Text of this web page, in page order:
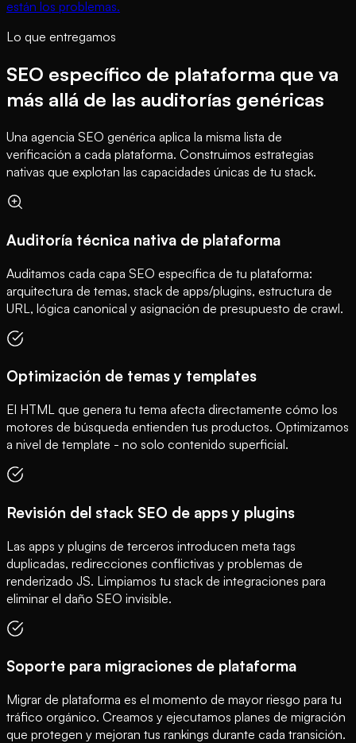
están los problemas.
Lo que entregamos
SEO específico de plataforma que va
más allá de las auditorías genéricas
Una agencia SEO genérica aplica la misma lista de
verificación a cada plataforma. Construimos estrategias
nativas que explotan las capacidades únicas de tu stack.
Auditoría técnica nativa de plataforma
Auditamos cada capa SEO específica de tu plataforma:
arquitectura de temas, stack de apps/plugins, estructura de
URL, lógica canonical y asignación de presupuesto de crawl.
Optimización de temas y templates
El HTML que genera tu tema afecta directamente cómo los
motores de búsqueda entienden tus productos. Optimizamos
a nivel de template - no solo contenido superficial.
Revisión del stack SEO de apps y plugins
Las apps y plugins de terceros introducen meta tags
duplicadas, redirecciones conflictivas y problemas de
renderizado JS. Limpiamos tu stack de integraciones para
eliminar el daño SEO invisible.
Soporte para migraciones de plataforma
Migrar de plataforma es el momento de mayor riesgo para tu
tráfico orgánico. Creamos y ejecutamos planes de migración
que protegen y mejoran tus rankings durante cada transición.